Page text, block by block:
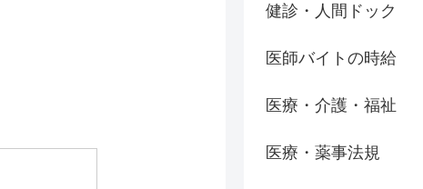
健診・人間ドック
医師バイトの時給
医療・介護・福祉
医療・薬事法規